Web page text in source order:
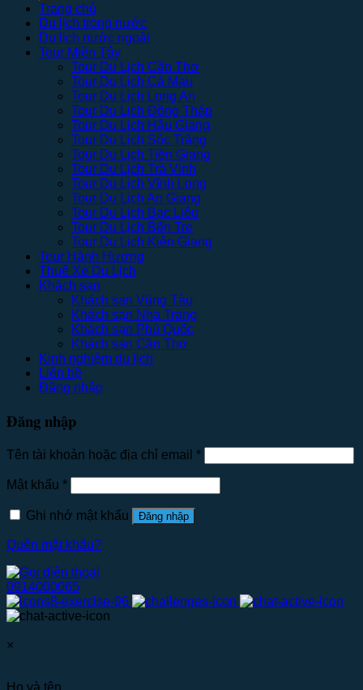
Trang chủ
Du lịch trong nước
Du lịch nước ngoài
Tour Miền Tây
Tour Du Lịch Cần Thơ
Tour Du Lịch Cà Mau
Tour Du Lịch Long An
Tour Du Lịch Đồng Tháp
Tour Du Lịch Hậu Giang
Tour Du Lịch Sóc Trăng
Tour Du Lịch Tiền Giang
Tour Du Lịch Trà Vinh
Tour Du Lịch Vĩnh Long
Tour Du Lịch An Giang
Tour Du Lịch Bạc Liêu
Tour Du Lịch Bến Tre
Tour Du Lịch Kiên Giang
Tour Hành Hương
Thuê Xe Du Lịch
Khách sạn
Khách sạn Vũng Tàu
Khách sạn Nha Trang
Khách sạn Phú Quốc
Khách sạn Cần Thơ
Kinh nghiệm du lịch
Liên hệ
Đăng nhập
Đăng nhập
Tên tài khoản hoặc địa chỉ email *
Mật khẩu *
Ghi nhớ mật khẩu Đăng nhập
Quên mật khẩu?
0914000065
×
Họ và tên